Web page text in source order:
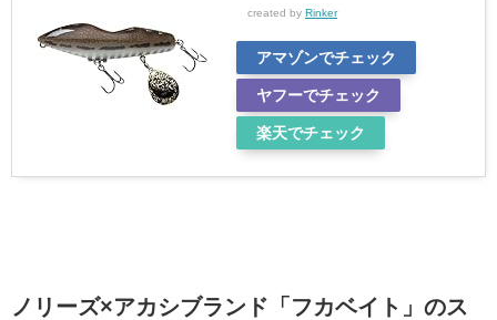
created by Rinker
アマゾンでチェック
ヤフーでチェック
楽天でチェック
ノリーズ×アカシブランド「フカベイト」のス